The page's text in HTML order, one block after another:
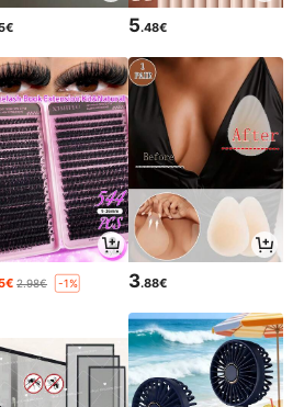
5.48€
2.98€ -1% 3.88€